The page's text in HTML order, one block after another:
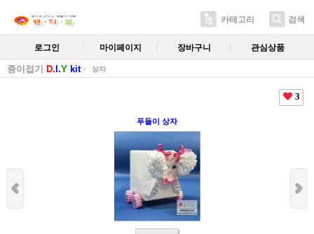
카테고리 검색
로그인 마이페이지 장바구니 관심상품
종이접기 D. I.Y kit 상자
3
푸들이 상자